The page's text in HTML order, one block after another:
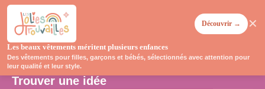
Trouver une idée
Les beaux vêtements méritent plusieurs enfances
Des vêtements pour filles, garçons et bébés, sélectionnés avec attention pour
leur qualité et leur style.
Découvrir → ✕